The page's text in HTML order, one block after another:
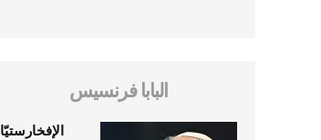
البابا فرنسيس
الإفخارستيّا